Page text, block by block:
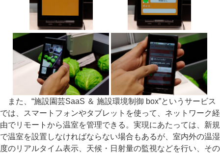
また、“施設園芸SaaS ＆ 施設環境制御 box”というサービス
では、スマートフォンやタブレットを使って、ネットワーク経
由でリモートから温室を管理できる。実現にあたっては、新規
で温室を設置しなければならない場合もあるが、室内外の温湿
度のリアルタイム表示、天候・日射量の監視などを行い、その